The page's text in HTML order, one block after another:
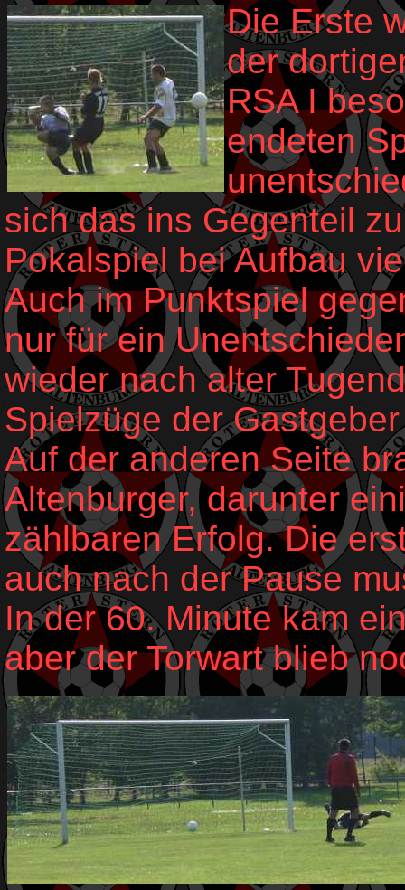
Die Erste
der
RSA I
endeten
sich das ins Gegenteil
Pokalspiel bei Aufbau
Auch im Punktspiel
nur für ein
wieder nach alter
Spielzüge der
Auf der anderen Seite
Altenburger, darunter
zählbaren Erfolg. Die
auch nach der Pause
In der 60. Minute kam
aber der Torwart blieb